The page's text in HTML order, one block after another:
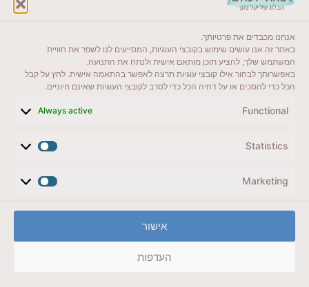
אנחנו מכבדים את פרטיותך.
באתר זה אנו עושים שימוש בקובצי העוגיות, המסייעים לנו לשפר את חוויית
המשתמש שלך, להציע תוכן מותאם אישית ולנתח את התנועה.
באפשרותך לבחור אילו קובצי עוגיות תרצה לאפשר בהתאמה אישית. לחץ על קבל
הכל כדי להסכים או על דחיה הכל כדי לסרב לקובצי העוגיות שאינם חיוניים.
Functional
Always active
Statistics
Marketing
אישור
העדפות
ייעדים מומלצים
מדריכים ועזרים
לשליחת הודעת וואטסאפ
veyatsati.laolam@gmail.com
מדיניות פרטיות // תנאי שימוש באתר